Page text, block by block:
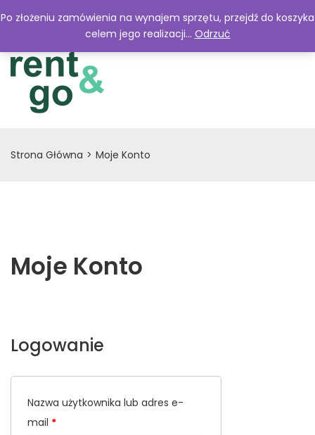
Strona Główna > Moje Konto
Moje Konto
Logowanie
Nazwa użytkownika lub adres e-
mail *
Po złożeniu zamówienia na wynajem sprzętu, przejdź do koszyka
celem jego realizacji... Odrzuć
Menu